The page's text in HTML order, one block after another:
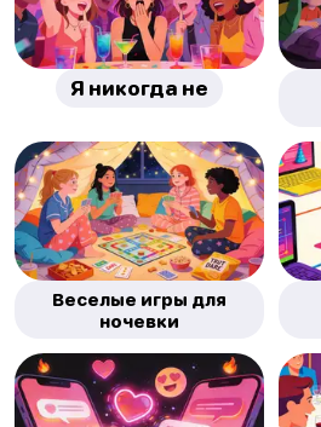
Я никогда не
Веселые игры для
ночевки